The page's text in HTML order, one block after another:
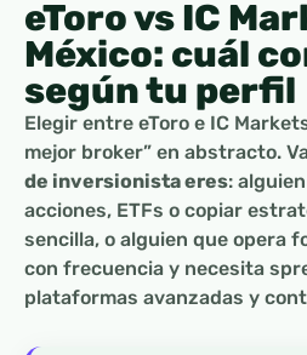
eToro vs IC
México: cuál
según tu perfil
Elegir entre eToro e IC
mejor broker” en abstracto.
de inversionista eres:
acciones, ETFs o copiar
sencilla, o alguien que opera
con frecuencia y necesita
plataformas avanzadas y